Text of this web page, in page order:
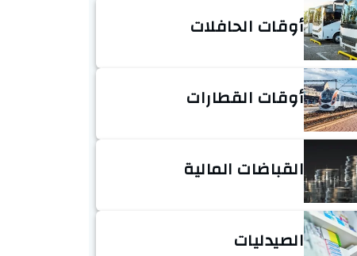
أوقات الحافلات
أوقات القطارات
القباضات المالية
الصيدليات